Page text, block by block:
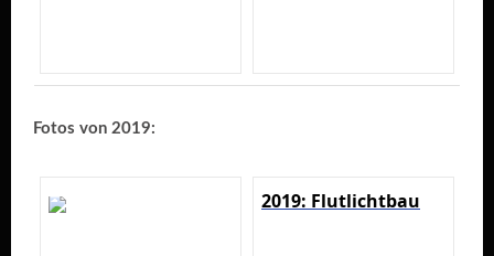
Fotos von 2019:
2019: Flutlichtbau